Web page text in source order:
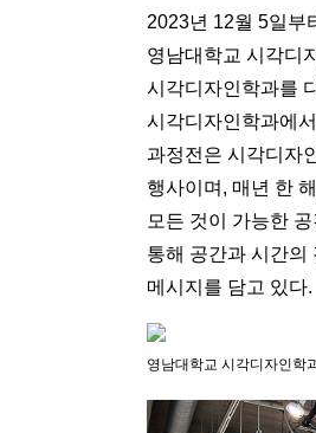
2023년 12월 5일부
영남대학교 시각디
시각디자인학과를
시각디자인학과에
과정전은 시각디자
행사이며, 매년 한
모든 것이 가능한
통해 공간과 시간의
메시지를 담고 있다.
영남대학교 시각디자인학